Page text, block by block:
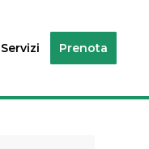
Servizi Prenota